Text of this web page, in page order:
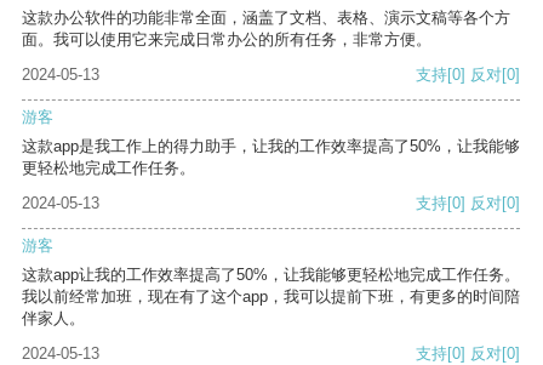
这款办公软件的功能非常全面，涵盖了文档、表格、演示文稿等各个方
面。我可以使用它来完成日常办公的所有任务，非常方便。
2024-05-13
支持[0] 反对[0]
游客
这款app是我工作上的得力助手，让我的工作效率提高了50%，让我能够
更轻松地完成工作任务。
2024-05-13
支持[0] 反对[0]
游客
这款app让我的工作效率提高了50%，让我能够更轻松地完成工作任务。
我以前经常加班，现在有了这个app，我可以提前下班，有更多的时间陪
伴家人。
2024-05-13
支持[0] 反对[0]